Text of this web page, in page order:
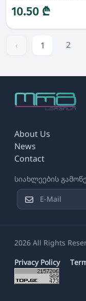
10.50 ₾
‹ 1 2
About Us
News
Contact
სიახლეების
2026 All Rights
Privacy Policy